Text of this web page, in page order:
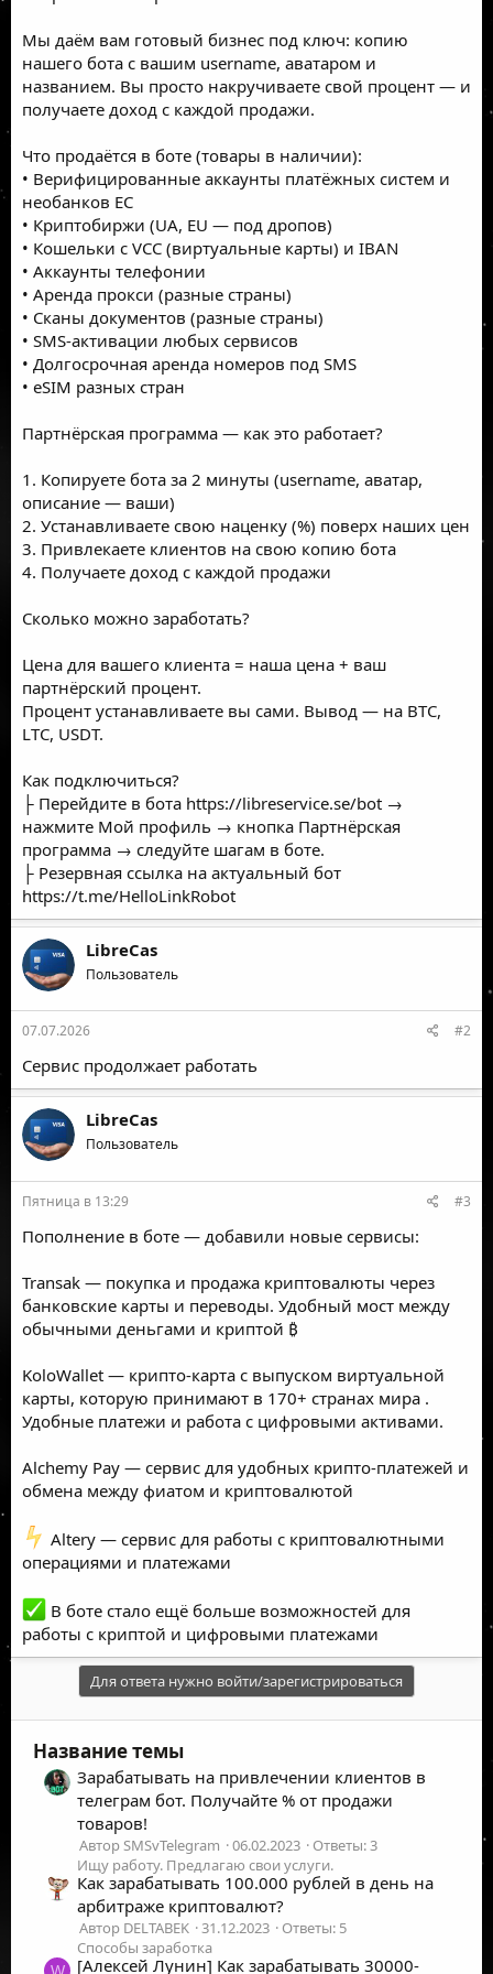
Мы даём вам готовый бизнес под ключ: копию
нашего бота с вашим username, аватаром и
названием. Вы просто накручиваете свой процент — и
получаете доход с каждой продажи.
Что продаётся в боте (товары в наличии):
• Верифицированные аккаунты платёжных систем и
необанков ЕС
• Криптобиржи (UA, EU — под дропов)
• Кошельки с VCC (виртуальные карты) и IBAN
• Аккаунты телефонии
• Аренда прокси (разные страны)
• Сканы документов (разные страны)
• SMS-активации любых сервисов
• Долгосрочная аренда номеров под SMS
• eSIM разных стран
Партнёрская программа — как это работает?
1. Копируете бота за 2 минуты (username, аватар,
описание — ваши)
2. Устанавливаете свою наценку (%) поверх наших цен
3. Привлекаете клиентов на свою копию бота
4. Получаете доход с каждой продажи
Сколько можно заработать?
Цена для вашего клиента = наша цена + ваш
партнёрский процент.
Процент устанавливаете вы сами. Вывод — на BTC,
LTC, USDT.
Как подключиться?
├ Перейдите в бота https://libreservice.se/bot →
нажмите Мой профиль → кнопка Партнёрская
программа → следуйте шагам в боте.
├ Резервная ссылка на актуальный бот
https://t.me/HelloLinkRobot
LibreCas
Пользователь
07.07.2026 #2
Сервис продолжает работать
LibreCas
Пользователь
Пятница в 13:29 #3
Пополнение в боте — добавили новые сервисы:
Transak — покупка и продажа криптовалюты через
банковские карты и переводы. Удобный мост между
обычными деньгами и криптой ₿
KoloWallet — крипто-карта с выпуском виртуальной
карты, которую принимают в 170+ странах мира .
Удобные платежи и работа с цифровыми активами.
Alchemy Pay — сервис для удобных крипто-платежей и
обмена между фиатом и криптовалютой
️ Altery — сервис для работы с криптовалютными
операциями и платежами
В боте стало ещё больше возможностей для
работы с криптой и цифровыми платежами
Для ответа нужно войти/зарегистрироваться
Название темы
Зарабатывать на привлечении клиентов в
телеграм бот. Получайте % от продажи
товаров!
Автор SMSvTelegram 06.02.2023
Ответы: 3
Ищу работу. Предлагаю свои услуги.
Как зарабатывать 100.000 рублей в день на
арбитраже криптовалют?
Автор DELTABEK 31.12.2023
Ответы: 5
Способы заработка
[Алексей Лунин] Как зарабатывать 30000-